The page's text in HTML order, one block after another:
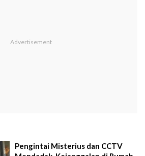
Pengintai Misterius dan CCTV